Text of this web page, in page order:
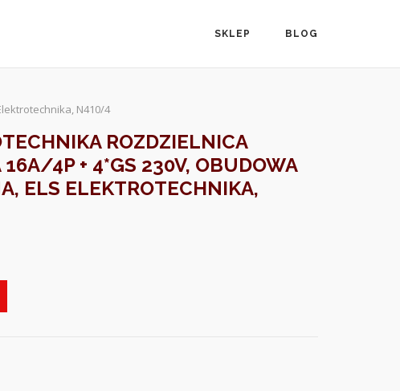
SKLEP BLOG
N410/4
ROZDZIELNICA
4P + 4*GS 230V, OBUDOWA
ELS ELEKTROTECHNIKA,